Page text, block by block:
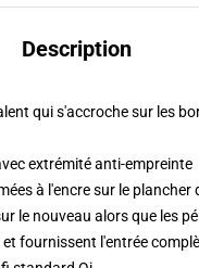
Description
qui s'accroche sur les
extrémité anti-empreinte
à l'encre sur le plancher
le nouveau alors que les
fournissent l'entrée